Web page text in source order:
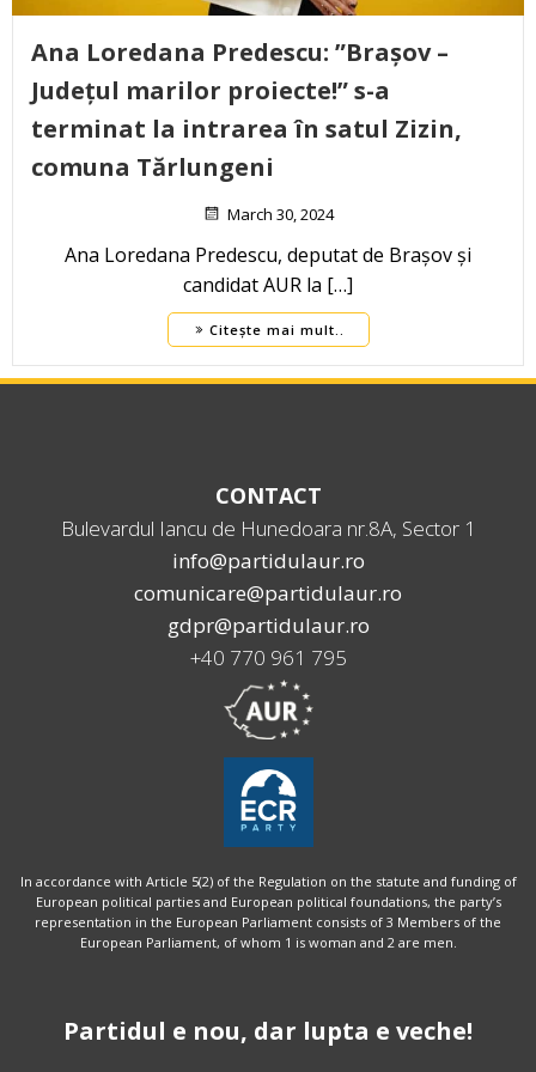
Ana Loredana Predescu: ”Brașov –
Județul marilor proiecte!” s-a
terminat la intrarea în satul Zizin,
comuna Tărlungeni
March 30, 2024
Ana Loredana Predescu, deputat de Brașov și
candidat AUR la […]
Citește mai mult..
CONTACT
Bulevardul Iancu de Hunedoara nr.8A, Sector 1
info@partidulaur.ro
comunicare@partidulaur.ro
gdpr@partidulaur.ro
+40 770 961 795
In accordance with Article 5(2) of the Regulation on the statute and funding of
European political parties and European political foundations, the party’s
representation in the European Parliament consists of 3 Members of the
European Parliament, of whom 1 is woman and 2 are men.
Partidul e nou, dar lupta e veche!